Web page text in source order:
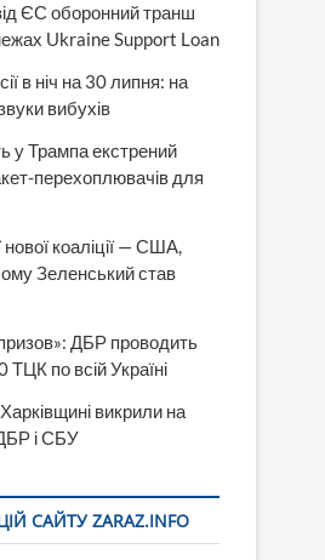
ЄС оборонний транш
Ukraine Support Loan
в ніч на 30 липня: на
вибухів
у Трампа екстрений
перехоплювачів для
коаліції — США,
Зеленський став
ДБР проводить
по всій Україні
викрили на
і СБУ
САЙТУ ZARAZ.INFO